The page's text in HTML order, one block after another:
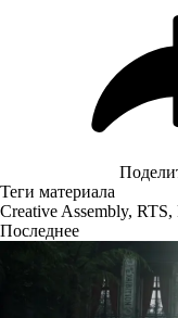
Теги материала
Creative Assembly, RTS,
Последнее